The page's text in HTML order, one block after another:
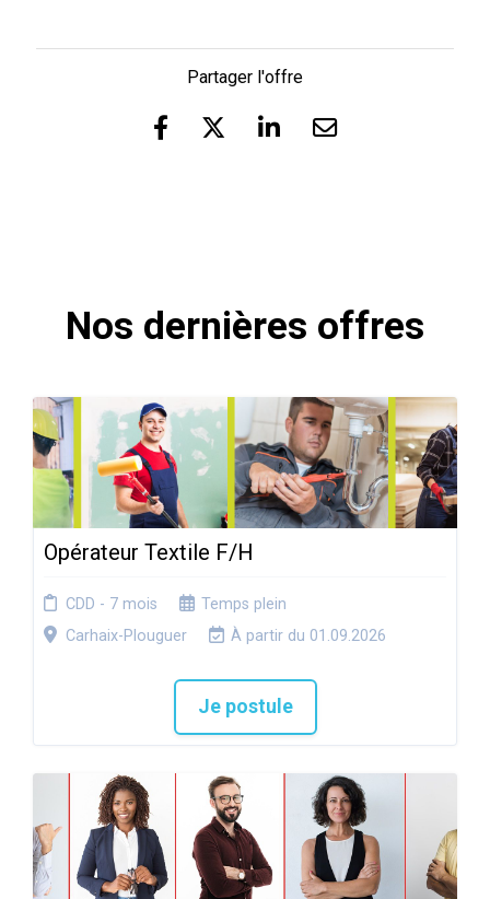
Partager l'offre
Nos dernières offres
Opérateur Textile F/H
CDD - 7 mois
Temps plein
Carhaix-Plouguer
À partir du 01.09.2026
Je postule